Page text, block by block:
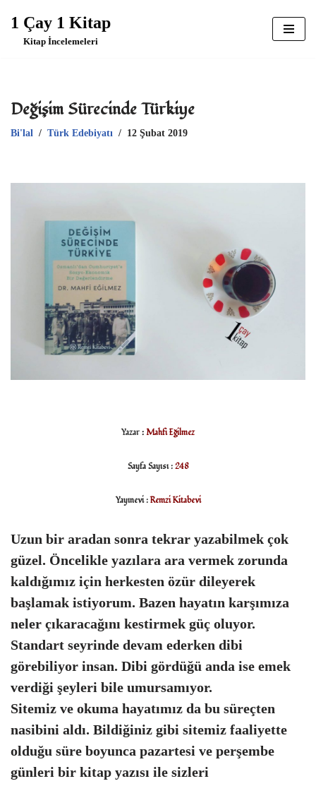
İçeriğe
1 Çay 1 Kitap
Kitap İncelemeleri
Değişim Sürecinde Türkiye
Bi'lal Türk Edebiyatı 12 Şubat 2019
Yazar : Mahfi Eğilmez
Sayfa Sayısı : 248
Yayınevi :Remzi Kitabevi
Uzun bir aradan sonra tekrar yazabilmek çok
güzel. Öncelikle yazılara ara vermek zorunda
kaldığımız için herkesten özür dileyerek
başlamak istiyorum. Bazen hayatın karşımıza
neler çıkaracağını kestirmek güç oluyor.
Standart seyrinde devam ederken dibi
görebiliyor insan. Dibi gördüğü anda ise emek
verdiği şeyleri bile umursamıyor.
Sitemiz ve okuma hayatımız da bu süreçten
nasibini aldı. Bildiğiniz gibi sitemiz faaliyette
olduğu süre boyunca pazartesi ve perşembe
günleri bir kitap yazısı ile sizleri